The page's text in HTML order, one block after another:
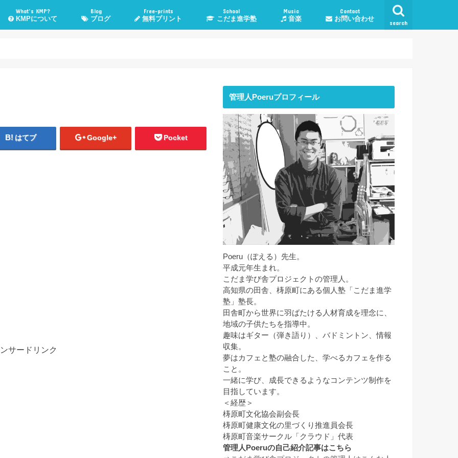
search
What’s KMP?
KMPについて
Blog
ブログ
Free-prints
無料プリント
School
こだま進学塾
Music
音楽
Contact
お問い合わせ
はてブ Google+ Pocket
サードリンク
管理人Poeruプロフィール
Poeru（ぽえる）先生。
平成元年生まれ。
こだま学び舎プロジェクトの管理人。
高知県の田舎、梼原町にある個人塾「こだま進学
塾」塾長。
田舎町から世界に羽ばたける人材育成を理念に、
地域の子供たちを指導中。
趣味はギター（弾き語り）、バドミントン、情報
収集。
夢はカフェと塾の融合した、学べるカフェを作る
こと。
一緒に学び、成長できるようなコンテンツ制作を
目指しています。
＜経歴＞
梼原町文化協会副会長
梼原町健康文化の里づくり推進員会長
梼原町音楽サークル「クラウド」代表
管理人Poeruの自己紹介記事はこちら